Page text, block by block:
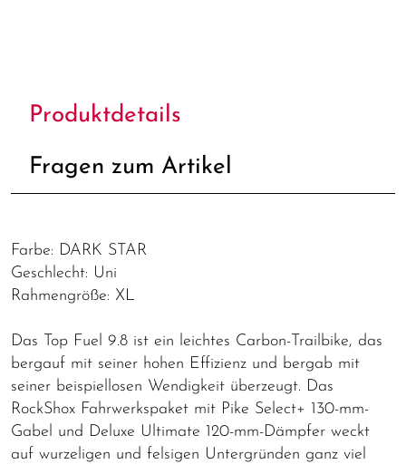
Produktdetails
Fragen zum Artikel
Farbe: DARK STAR
Geschlecht: Uni
Rahmengröße: XL
Das Top Fuel 9.8 ist ein leichtes Carbon-Trailbike, das
bergauf mit seiner hohen Effizienz und bergab mit
seiner beispiellosen Wendigkeit überzeugt. Das
RockShox Fahrwerkspaket mit Pike Select+ 130-mm-
Gabel und Deluxe Ultimate 120-mm-Dämpfer weckt
auf wurzeligen und felsigen Untergründen ganz viel